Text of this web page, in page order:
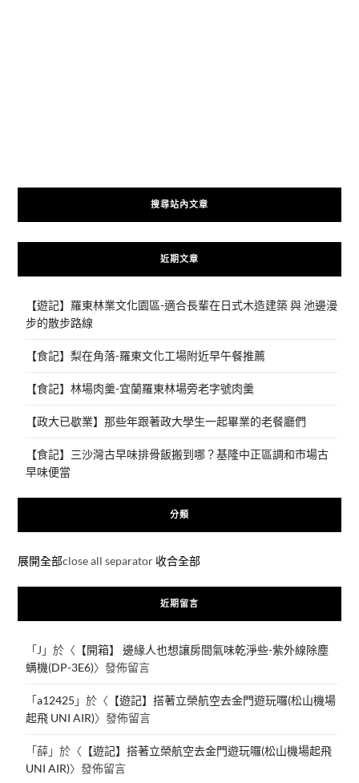
搜尋站內文章
近期文章
【遊記】羅東林業文化園區-適合長輩在日式木造建築 與 池邊漫
步的散步路線
【食記】梨在角落-羅東文化工場附近早午餐推薦
【食記】林場肉羹-宜蘭羅東林場旁老字號肉羹
【政大已歇業】那些年跟著政大學生一起畢業的老餐廳們
【食記】三沙灣古早味排骨飯搬到哪？基隆中正區調和市場古
早味便當
分類
展開全部close all separator 收合全部
近期留言
「J 」於〈 【開箱】 邊緣人也想讓房間氣味乾淨些-紫外線除塵
螨機(DP-3E6)〉發佈留言
「a12425 」於〈 【遊記】搭著立榮航空去金門遊玩囉(松山機場
起飛 UNI AIR)〉發佈留言
「薛」於〈 【遊記】搭著立榮航空去金門遊玩囉(松山機場起飛
UNI AIR)〉發佈留言